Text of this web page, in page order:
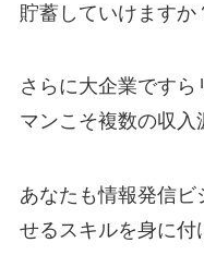
貯蓄していけますか
さらに大企業です
マンこそ複数の収入
あなたも情報発信
せるスキルを身に付